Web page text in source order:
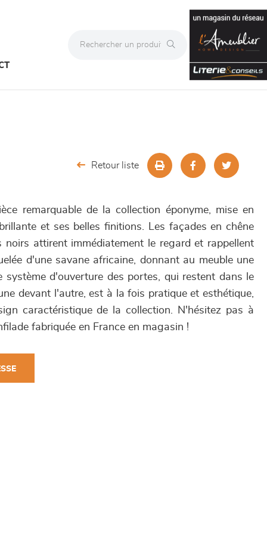
Retour liste
remarquable de la collection éponyme, mise en
et ses belles finitions. Les façades en chêne
noirs attirent immédiatement le regard et rappellent
d'une savane africaine, donnant au meuble une
système d'ouverture des portes, qui restent dans le
devant l'autre, est à la fois pratique et esthétique,
caractéristique de la collection. N'hésitez pas à
fabriquée en France en magasin !